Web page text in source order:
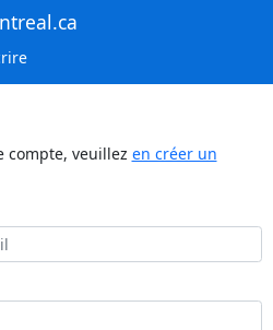
compte, veuillez en créer un